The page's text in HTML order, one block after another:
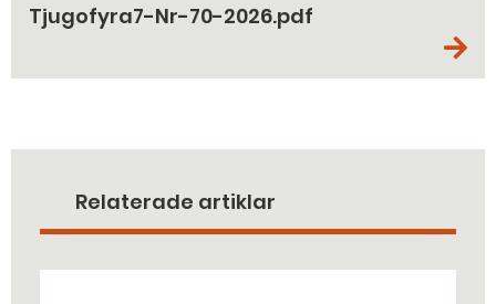
Tjugofyra7-Nr-70-2026.pdf
Relaterade artiklar